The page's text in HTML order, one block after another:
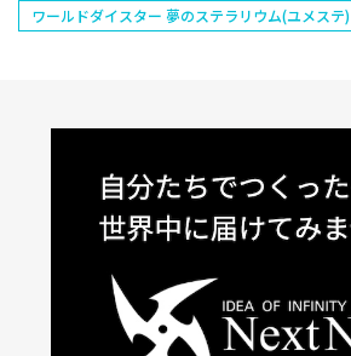
ワールドダイスター 夢のステラリウム(ユメステ)